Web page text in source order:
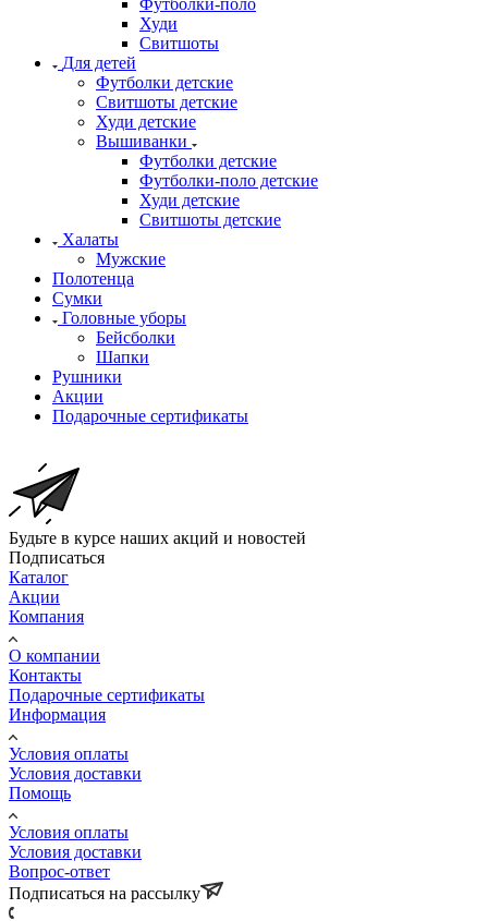
Худи
Свитшоты
Для детей
Футболки детские
Свитшоты детские
Худи детские
Вышиванки
Футболки детские
Футболки-поло детские
Худи детские
Свитшоты детские
Халаты
Мужские
Полотенца
Сумки
Головные уборы
Бейсболки
Шапки
Рушники
Акции
Подарочные сертификаты
Будьте в курсе наших акций и новостей
Подписаться
Каталог
Акции
Компания
О компании
Контакты
Подарочные сертификаты
Информация
Условия оплаты
Условия доставки
Помощь
Условия оплаты
Условия доставки
Вопрос-ответ
Подписаться на рассылку